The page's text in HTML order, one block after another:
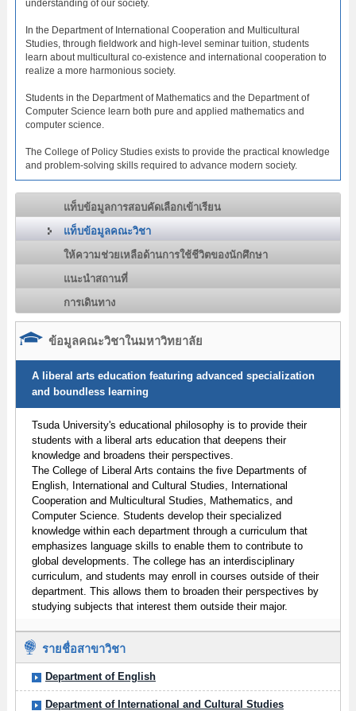
understanding of our society.
In the Department of International Cooperation and Multicultural
Studies, through fieldwork and high-level seminar tuition, students
learn about multicultural co-existence and international cooperation to
realize a more harmonious society.
Students in the Department of Mathematics and the Department of
Computer Science learn both pure and applied mathematics and
computer science.
The College of Policy Studies exists to provide the practical knowledge
and problem-solving skills required to advance modern society.
แท็บข้อมูลการสอบคัดเลือกเข้าเรียน
แท็บข้อมูลคณะวิชา
ให้ความช่วยเหลือด้านการใช้ชีวิตของนักศึกษา
แนะนำสถานที่
การเดินทาง
ข้อมูลคณะวิชาในมหาวิทยาลัย
A liberal arts education featuring advanced specialization
and boundless learning
Tsuda University's educational philosophy is to provide their
students with a liberal arts education that deepens their
knowledge and broadens their perspectives.
The College of Liberal Arts contains the five Departments of
English, International and Cultural Studies, International
Cooperation and Multicultural Studies, Mathematics, and
Computer Science. Students develop their specialized
knowledge within each department through a curriculum that
emphasizes language skills to enable them to contribute to
global developments. The college has an interdisciplinary
curriculum, and students may enroll in courses outside of their
department. This allows them to broaden their perspectives by
studying subjects that interest them outside their major.
รายชื่อสาขาวิชา
Department of English
Department of International and Cultural Studies